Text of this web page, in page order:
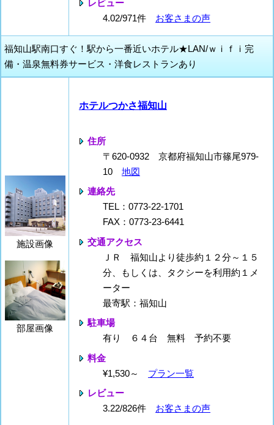
レビュー
4.02/971件 お客さまの声
福知山駅南口すぐ！駅から一番近いホテル★LAN/ｗｉｆｉ完
備・温泉無料券サービス・洋食レストランあり
施設画像
部屋画像
ホテルつかさ福知山
住所
〒620-0932 京都府福知山市篠尾979-
10 地図
連絡先
TEL：0773-22-1701
FAX：0773-23-6441
交通アクセス
ＪＲ 福知山より徒歩約１２分～１５
分、もしくは、タクシーを利用約１メ
ーター
最寄駅：福知山
駐車場
有り ６４台 無料 予約不要
料金
¥1,530～ プラン一覧
レビュー
3.22/826件 お客さまの声